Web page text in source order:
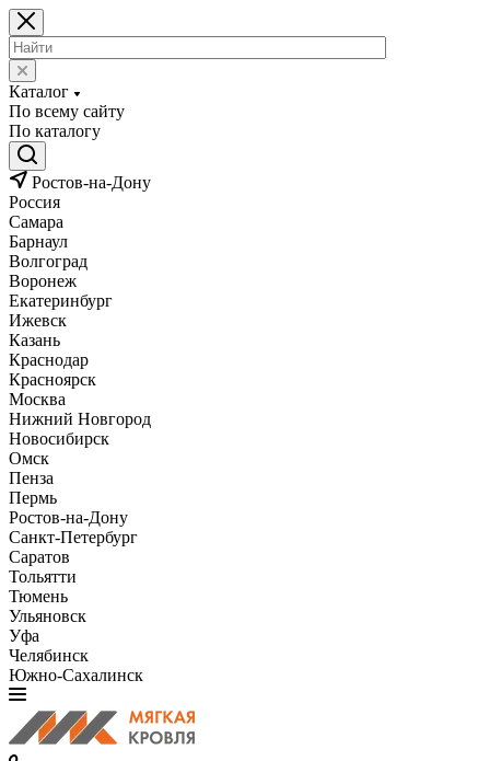
Каталог
По всему сайту
По каталогу
Ростов-на-Дону
Россия
Самара
Барнаул
Волгоград
Воронеж
Екатеринбург
Ижевск
Казань
Краснодар
Красноярск
Москва
Нижний Новгород
Новосибирск
Омск
Пенза
Пермь
Ростов-на-Дону
Санкт-Петербург
Саратов
Тольятти
Тюмень
Ульяновск
Уфа
Челябинск
Южно-Сахалинск